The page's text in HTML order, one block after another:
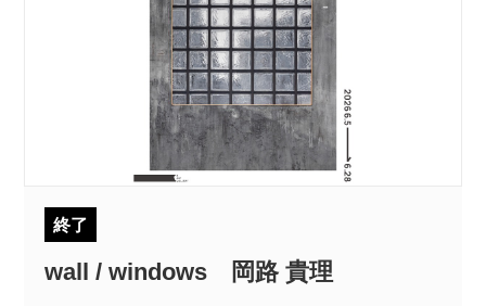
終了
wall / windows 岡路 貴理